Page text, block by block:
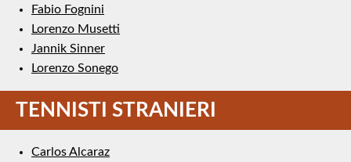
Fabio Fognini
Lorenzo Musetti
Jannik Sinner
Lorenzo Sonego
TENNISTI STRANIERI
Carlos Alcaraz